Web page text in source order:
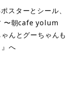
スターとシール、
〜朝cafe yolum
んとグーちゃんも
へ